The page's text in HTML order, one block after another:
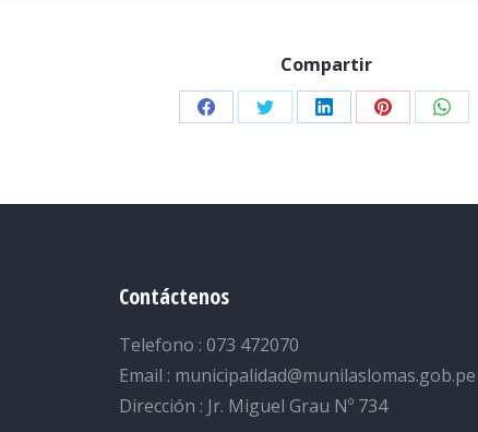
Compartir
Share Share Share Share Share
Contáctenos
Telefono : 073 472070
Email : municipalidad@munilaslomas.gob.pe
Dirección : Jr. Miguel Grau Nº 734